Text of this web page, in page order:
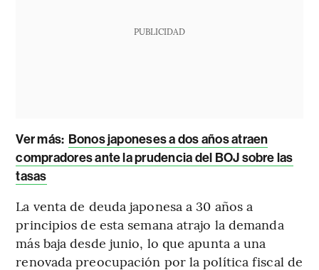
PUBLICIDAD
Ver más: Bonos japoneses a dos años atraen
compradores ante la prudencia del BOJ sobre las
tasas
La venta de deuda japonesa a 30 años a
principios de esta semana atrajo la demanda
más baja desde junio, lo que apunta a una
renovada preocupación por la política fiscal de